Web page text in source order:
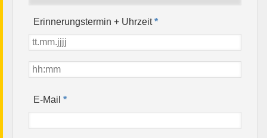
Erinnerungstermin + Uhrzeit*
E-Mail*